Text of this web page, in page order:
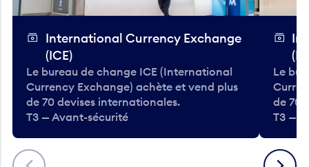
Précédent
International Currency Exchange
(ICE)
Le bureau de change ICE (International
Currency Exchange) achète et vend plus
de 70 devises internationales.
T3 — Avant-sécurité
Le
de 70
T3 —
Suivant